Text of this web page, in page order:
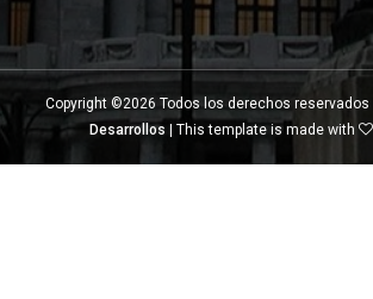
Copyright ©2026 Todos los derechos reservados |
Desarrollos | This template is made with